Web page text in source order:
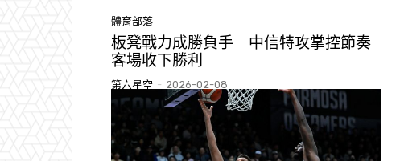
體育部落
板凳戰力成勝負手 中信特攻掌控節奏
客場收下勝利
第六星空 - 2026-02-08